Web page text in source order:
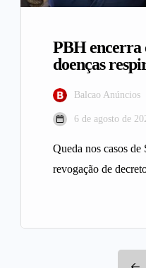
PBH encerra
doenças
Balcao Anúncios
6 de agosto de
Queda nos casos
revogação de